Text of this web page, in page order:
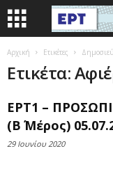
Αρχική Ετικέτες
Ετικέτα:
ΕΡΤ1 –
(Β΄ Μέρος)
29 Ιουνίου 2020